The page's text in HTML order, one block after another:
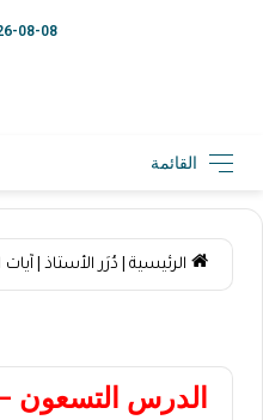
2026-08-08
القائمة
الرئيسية دُرَر الأستاذ آيات
الدرس التسعون –